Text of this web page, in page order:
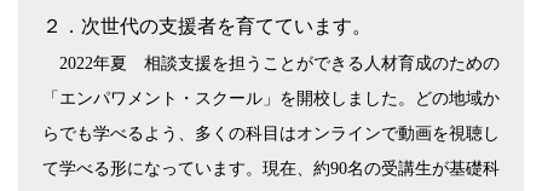
２．次世代の支援者を育てています。
2022年夏 相談支援を担うことができる人材育成のための
「エンパワメント・スクール」を開校しました。どの地域か
らでも学べるよう、多くの科目はオンラインで動画を視聴し
て学べる形になっています。現在、約90名の受講生が基礎科